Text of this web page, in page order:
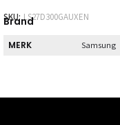
SKU:LS27D300GAUXEN
Brand
MERK Samsung